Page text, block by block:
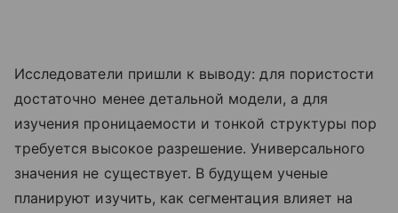
Исследователи пришли к выводу: для пористости
достаточно менее детальной модели, а для
изучения проницаемости и тонкой структуры пор
требуется высокое разрешение. Универсального
значения не существует. В будущем ученые
планируют изучить, как сегментация влияет на